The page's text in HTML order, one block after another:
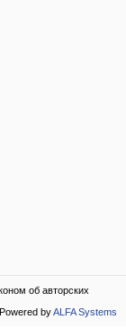
об авторских
Powered byALFA Systems